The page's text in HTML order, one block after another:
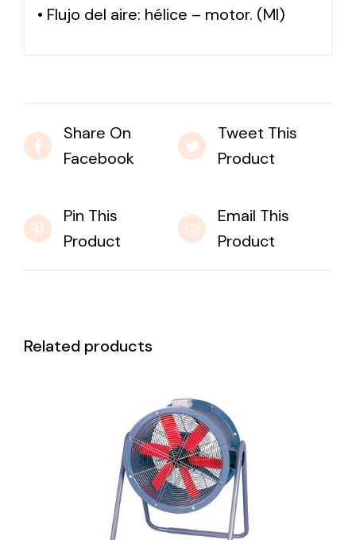
• Flujo del aire: hélice – motor. (MI)
Share On
Facebook
Tweet This
Product
Pin This
Product
Email This
Product
Related products
DETAILS